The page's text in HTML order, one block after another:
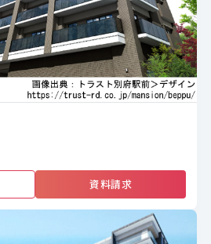
資料請求